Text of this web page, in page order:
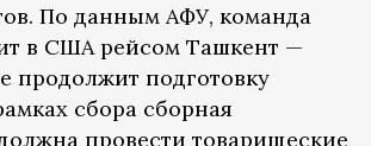
По данным АФУ, команда
в США рейсом Ташкент —
продолжит подготовку
сбора сборная
провести товарищеские